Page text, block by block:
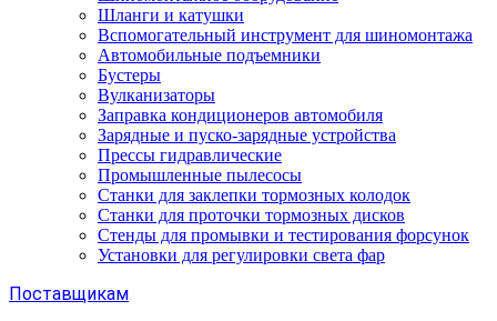
Шланги и катушки
Вспомогательный инструмент для шиномонтажа
Автомобильные подъемники
Бустеры
Вулканизаторы
Заправка кондиционеров автомобиля
Зарядные и пуско-зарядные устройства
Прессы гидравлические
Промышленные пылесосы
Станки для заклепки тормозных колодок
Станки для проточки тормозных дисков
Стенды для промывки и тестирования форсунок
Установки для регулировки света фар
Поставщикам